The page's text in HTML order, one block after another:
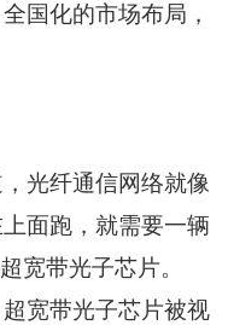
国化的市场布局，
光纤通信网络就像
面跑，就需要一辆
宽带光子芯片。
宽带光子芯片被视